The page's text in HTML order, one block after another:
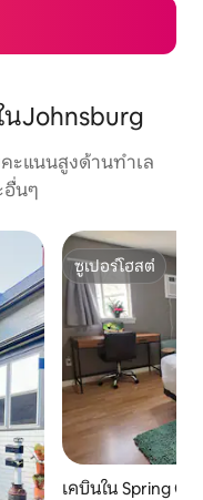
Johnsburg
ะแนนสูงด้านทำเล
อื่นๆ
ซูเปอร์โฮสต์
ซูเปอร์โฮสต์
เคบินใน Spring